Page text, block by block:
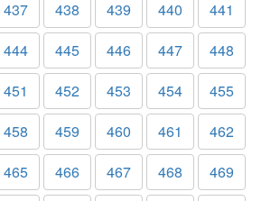
437 438 439 440
441
444 445 446 447
448
451 452 453 454
455
458 459 460 461
462
465 466 467 468
469